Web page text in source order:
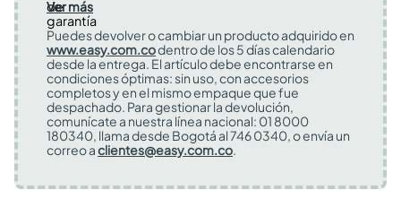
Ver más
Puedes devolver o cambiar un producto adquirido en
www.easy.com.codentro de los 5 días calendario
desde la entrega. El artículo debe encontrarse en
condiciones óptimas: sin uso, con accesorios
completos y en el mismo empaque que fue
despachado. Para gestionar la devolución,
comunícate a nuestra línea nacional: 01 8000
180340, llama desde Bogotá al 746 0340, o envía un
correo aclientes@easy.com.co.